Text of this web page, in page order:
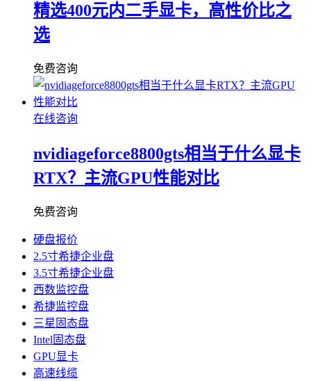
精选400元内二手显卡，高性价比之
选
免费咨询
在线咨询
nvidiageforce8800gts相当于什么显卡
RTX？主流GPU性能对比
免费咨询
硬盘报价
2.5寸希捷企业盘
3.5寸希捷企业盘
西数监控盘
希捷监控盘
三星固态盘
Intel固态盘
GPU显卡
高速线缆